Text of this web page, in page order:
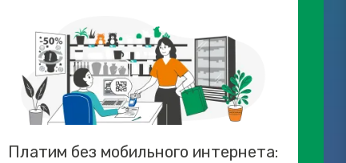
Платим без мобильного интернета: